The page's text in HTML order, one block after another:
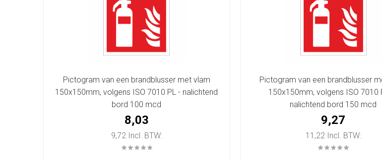
Pictogram van een brandblusser met vlam
150x150mm, volgens ISO 7010 PL - nalichtend
bord 100 mcd
8,03
9,72 Incl. BTW:
Pictogram van een brandblusser
150x150mm, volgens ISO 7010
nalichtend bord 150 mcd
9,27
11,22 Incl. BTW: